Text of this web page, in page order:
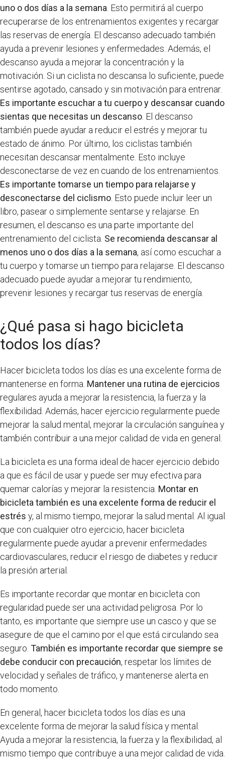
uno o dos días a la semana . Esto permitirá al cuerpo
recuperarse de los entrenamientos exigentes y recargar
las reservas de energía. El descanso adecuado también
ayuda a prevenir lesiones y enfermedades. Además, el
descanso ayuda a mejorar la concentración y la
motivación. Si un ciclista no descansa lo suficiente, puede
sentirse agotado, cansado y sin motivación para entrenar.
Es importante escuchar a tu cuerpo y descansar cuando
sientas que necesitas un descanso . El descanso
también puede ayudar a reducir el estrés y mejorar tu
estado de ánimo. Por último, los ciclistas también
necesitan descansar mentalmente. Esto incluye
desconectarse de vez en cuando de los entrenamientos.
Es importante tomarse un tiempo para relajarse y
desconectarse del ciclismo . Esto puede incluir leer un
libro, pasear o simplemente sentarse y relajarse. En
resumen, el descanso es una parte importante del
entrenamiento del ciclista. Se recomienda descansar al
menos uno o dos días a la semana, así como escuchar a
tu cuerpo y tomarse un tiempo para relajarse. El descanso
adecuado puede ayudar a mejorar tu rendimiento,
prevenir lesiones y recargar tus reservas de energía.
¿Qué pasa si hago bicicleta
todos los días?
Hacer bicicleta todos los días es una excelente forma de
mantenerse en forma. Mantener una rutina de ejercicios
regulares ayuda a mejorar la resistencia, la fuerza y la
flexibilidad. Además, hacer ejercicio regularmente puede
mejorar la salud mental, mejorar la circulación sanguínea y
también contribuir a una mejor calidad de vida en general.
La bicicleta es una forma ideal de hacer ejercicio debido
a que es fácil de usar y puede ser muy efectiva para
quemar calorías y mejorar la resistencia. Montar en
bicicleta también es una excelente forma de reducir el
estrés y, al mismo tiempo, mejorar la salud mental. Al igual
que con cualquier otro ejercicio, hacer bicicleta
regularmente puede ayudar a prevenir enfermedades
cardiovasculares, reducir el riesgo de diabetes y reducir
la presión arterial.
Es importante recordar que montar en bicicleta con
regularidad puede ser una actividad peligrosa. Por lo
tanto, es importante que siempre use un casco y que se
asegure de que el camino por el que está circulando sea
seguro. También es importante recordar que siempre se
debe conducir con precaución, respetar los límites de
velocidad y señales de tráfico, y mantenerse alerta en
todo momento.
En general, hacer bicicleta todos los días es una
excelente forma de mejorar la salud física y mental.
Ayuda a mejorar la resistencia, la fuerza y la flexibilidad, al
mismo tiempo que contribuye a una mejor calidad de vida.